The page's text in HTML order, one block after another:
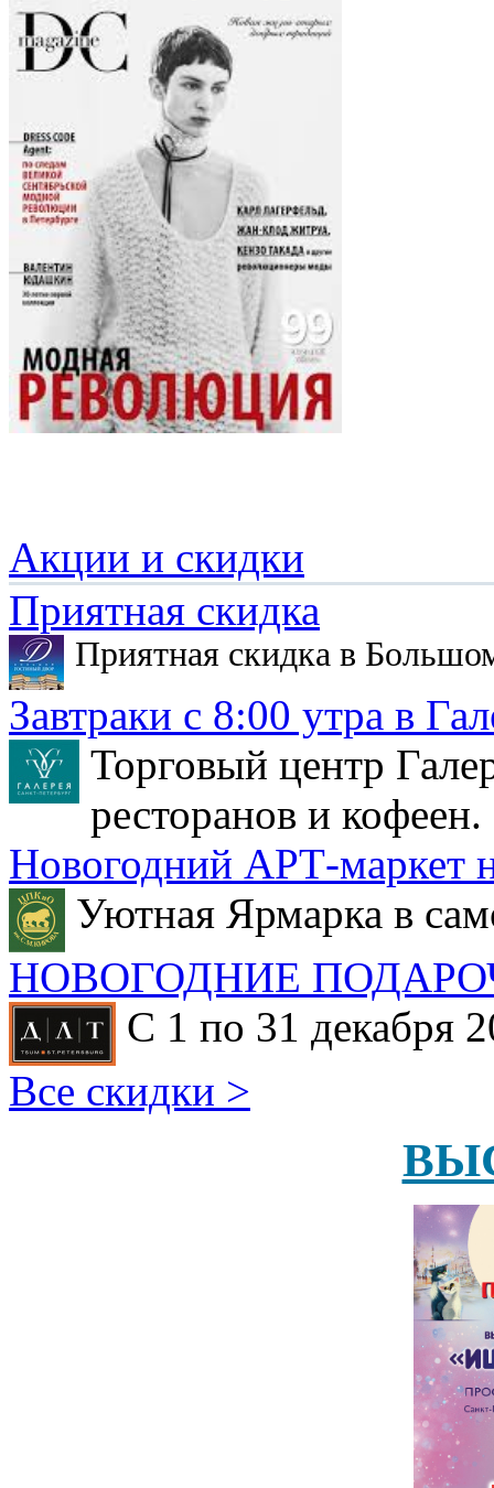
Акции и скидки
Приятная скидка
Приятная скидка в
Завтраки с 8:00 утра в
Торговый центр
ресторанов и кофеен.
Новогодний АРТ-маркет
Уютная Ярмарка в
НОВОГОДНИЕ
С 1 по 31 декабря
Все скидки >